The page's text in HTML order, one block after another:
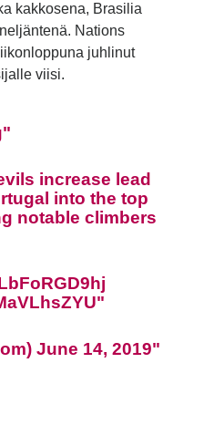
kakkosena, Brasilia
Nations
juhlinut
viisi.
increase lead
into the top
notable climbers
June 14, 2019